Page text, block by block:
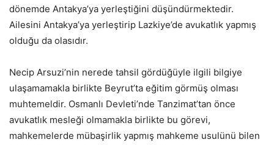
dönemde Antakya’ya yerleştiğini düşündürmektedir.
Ailesini Antakya’ya yerleştirip Lazkiye’de avukatlık yapmış
olduğu da olasıdır.
Necip Arsuzi’nin nerede tahsil gördüğüyle ilgili bilgiye
ulaşamamakla birlikte Beyrut’ta eğitim görmüş olması
muhtemeldir. Osmanlı Devleti’nde Tanzimat’tan önce
avukatlık mesleği olmamakla birlikte bu görevi,
mahkemelerde mübaşirlik yapmış mahkeme usulünü bilen